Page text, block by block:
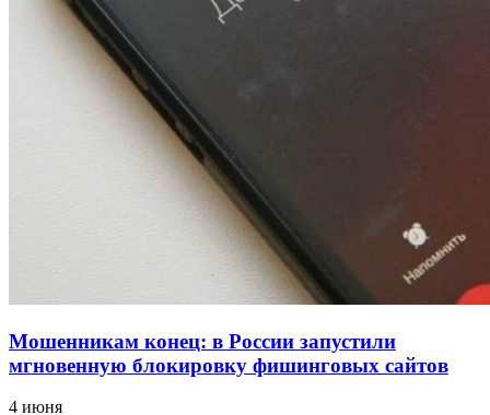
В Красноармейском районе Волгограда стартует
конкурс на ремонт моста через Волго‑Донской
судоходный канал
Фестиваль #ТриЧетыре в Волгограде пройдёт
11–13 сентября в рамках Года единства народов
Мошенникам конец: в России запустили
мгновенную блокировку фишинговых сайтов
4 июня